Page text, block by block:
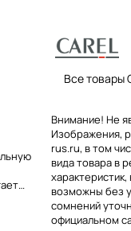
без
Все товары
Внимание! Не
Изображения,
rus.ru, в том
вида товара в
возможны без
сомнений
официальном